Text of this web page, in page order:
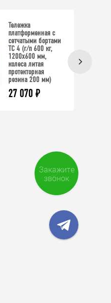
Тележка
платформенная с
сетчатыми бортами
ТС 4 (г/п 600 кг,
1200x600 мм,
колеса литая
протекторная
резина 200 мм)
27 070 ₽
Закажите
звонок